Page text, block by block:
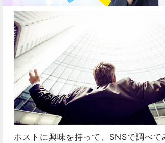
ホストに興味を持って、SNSで調べて